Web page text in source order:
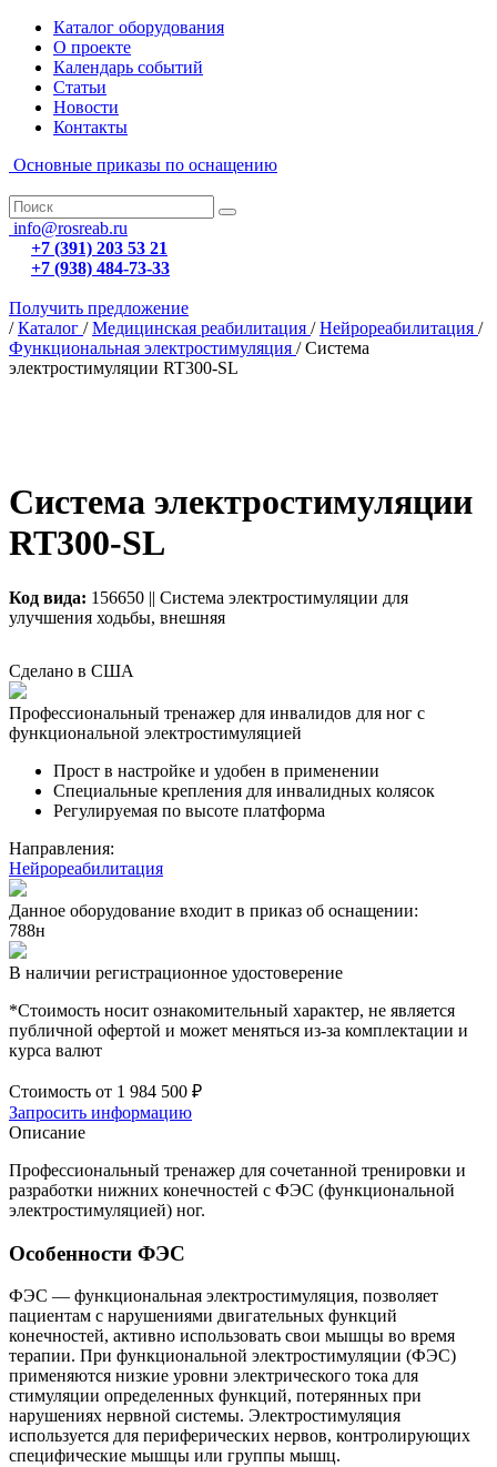
Каталог оборудования
О проекте
Календарь событий
Статьи
Новости
Контакты
Основные приказы по оснащению
info@rosreab.ru
+7 (391) 203 53 21
+7 (938) 484-73-33
Получить предложение
/ Каталог / Медицинская реабилитация / Нейрореабилитация /
Функциональная электростимуляция / Система
электростимуляции RT300-SL
Система электростимуляции
RT300-SL
Код вида: 156650 || Система электростимуляции для
улучшения ходьбы, внешняя
Сделано в США
Профессиональный тренажер для инвалидов для ног с
функциональной электростимуляцией
Прост в настройке и удобен в применении
Специальные крепления для инвалидных колясок
Регулируемая по высоте платформа
Направления:
Нейрореабилитация
Данное оборудование входит в приказ об оснащении:
788н
В наличии регистрационное удостоверение
*Стоимость носит ознакомительный характер, не является
публичной офертой и может меняться из-за комплектации и
курса валют
Стоимость от 1 984 500 ₽
Запросить информацию
Описание
Профессиональный тренажер для сочетанной тренировки и
разработки нижних конечностей с ФЭС (функциональной
электростимуляцией) ног.
Особенности ФЭС
ФЭС — функциональная электростимуляция, позволяет
пациентам с нарушениями двигательных функций
конечностей, активно использовать свои мышцы во время
терапии. При функциональной электростимуляции (ФЭС)
применяются низкие уровни электрического тока для
стимуляции определенных функций, потерянных при
нарушениях нервной системы. Электростимуляция
используется для периферических нервов, контролирующих
специфические мышцы или группы мышц.